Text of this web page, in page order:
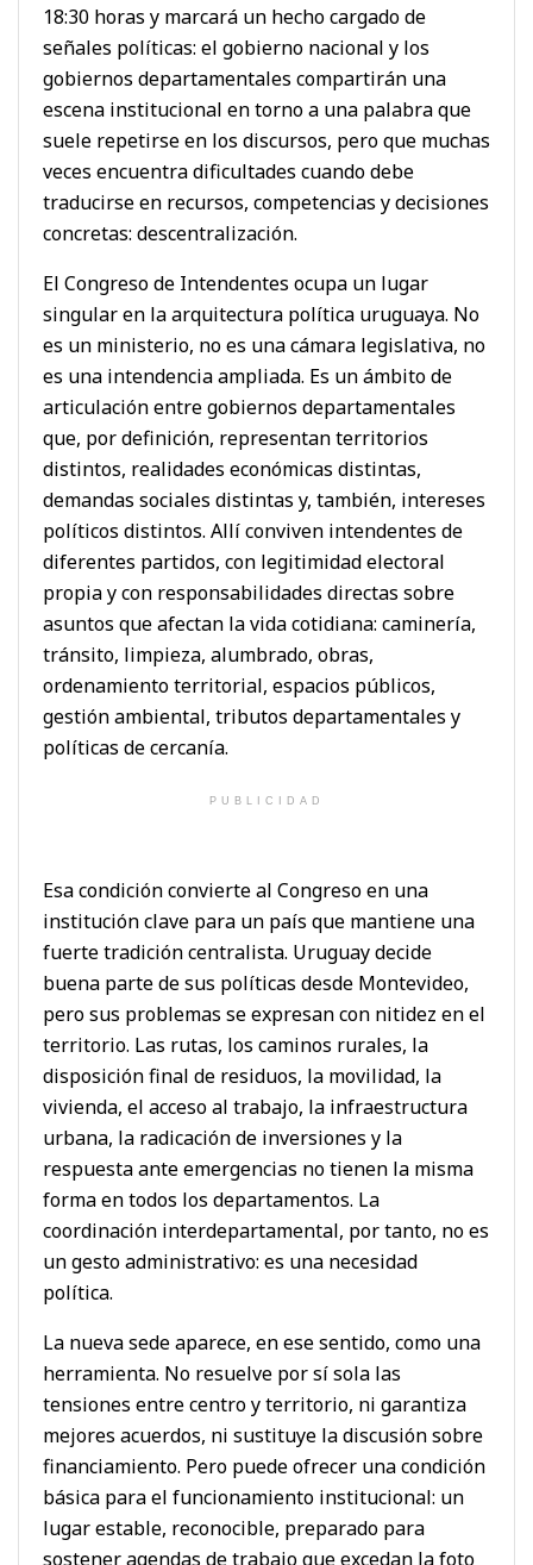
18:30 horas y marcará un hecho cargado de
señales políticas: el gobierno nacional y los
gobiernos departamentales compartirán una
escena institucional en torno a una palabra que
suele repetirse en los discursos, pero que muchas
veces encuentra dificultades cuando debe
traducirse en recursos, competencias y decisiones
concretas: descentralización.
El Congreso de Intendentes ocupa un lugar
singular en la arquitectura política uruguaya. No
es un ministerio, no es una cámara legislativa, no
es una intendencia ampliada. Es un ámbito de
articulación entre gobiernos departamentales
que, por definición, representan territorios
distintos, realidades económicas distintas,
demandas sociales distintas y, también, intereses
políticos distintos. Allí conviven intendentes de
diferentes partidos, con legitimidad electoral
propia y con responsabilidades directas sobre
asuntos que afectan la vida cotidiana: caminería,
tránsito, limpieza, alumbrado, obras,
ordenamiento territorial, espacios públicos,
gestión ambiental, tributos departamentales y
políticas de cercanía.
PUBLICIDAD
Esa condición convierte al Congreso en una
institución clave para un país que mantiene una
fuerte tradición centralista. Uruguay decide
buena parte de sus políticas desde Montevideo,
pero sus problemas se expresan con nitidez en el
territorio. Las rutas, los caminos rurales, la
disposición final de residuos, la movilidad, la
vivienda, el acceso al trabajo, la infraestructura
urbana, la radicación de inversiones y la
respuesta ante emergencias no tienen la misma
forma en todos los departamentos. La
coordinación interdepartamental, por tanto, no es
un gesto administrativo: es una necesidad
política.
La nueva sede aparece, en ese sentido, como una
herramienta. No resuelve por sí sola las
tensiones entre centro y territorio, ni garantiza
mejores acuerdos, ni sustituye la discusión sobre
financiamiento. Pero puede ofrecer una condición
básica para el funcionamiento institucional: un
lugar estable, reconocible, preparado para
sostener agendas de trabajo que excedan la foto